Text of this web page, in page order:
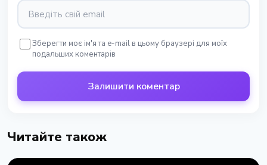
Зберегти моє ім'я та e-mail в цьому браузері для моїх
подальших коментарів
Залишити коментар
Читайте також